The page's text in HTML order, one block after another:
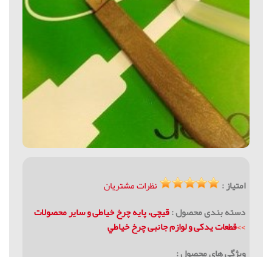
امتیاز :
نظرات مشتریان
دسته بندی محصول :قیچی، پایه چرخ خیاطی و سایر محصولات
>>قطعات يدکی و لوازم جانبی چرخ خياطي
ویژگی های محصول :